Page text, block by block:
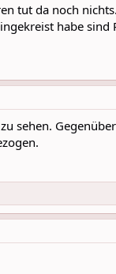
tut da noch
habe
sehen.